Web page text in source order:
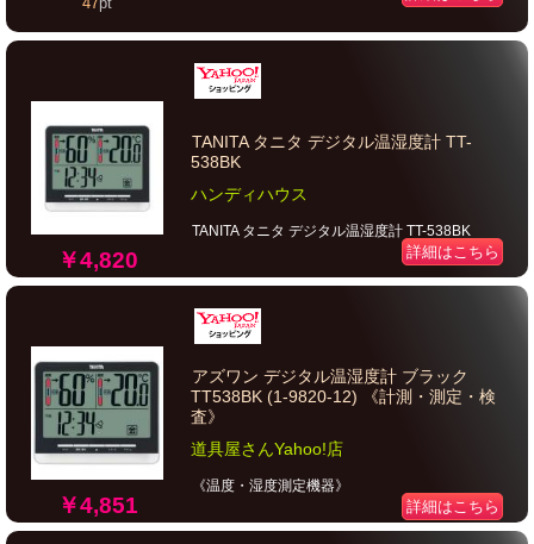
￥4,820
TANITA タニタ デジタル温湿度計 TT-
538BK
ハンディハウス
TANITA タニタ デジタル温湿度計 TT-538BK
詳細はこちら
￥4,851
アズワン デジタル温湿度計 ブラック
TT538BK (1-9820-12) 《計測・測定・検
査》
道具屋さんYahoo!店
《温度・湿度測定機器》
詳細はこちら